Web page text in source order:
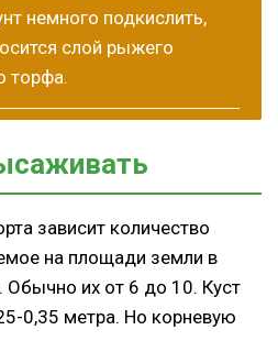
немного подкислить,
слой рыжего
торфа.
зависит количество
на площади земли в
Обычно их от 6 до 10. Куст
0,35 метра. Но корневую